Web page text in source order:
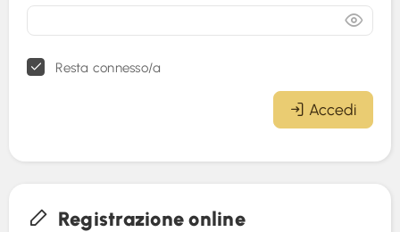
Resta connesso/a
Accedi
Registrazione online